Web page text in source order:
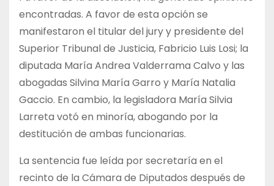
encontradas. A favor de esta opción se
manifestaron el titular del jury y presidente del
Superior Tribunal de Justicia, Fabricio Luis Losi; la
diputada María Andrea Valderrama Calvo y las
abogadas Silvina María Garro y María Natalia
Gaccio. En cambio, la legisladora María Silvia
Larreta votó en minoría, abogando por la
destitución de ambas funcionarias.
La sentencia fue leída por secretaría en el
recinto de la Cámara de Diputados después de